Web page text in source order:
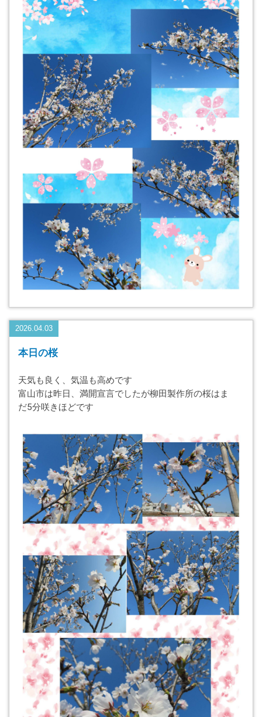
2026.04.03
本日の桜
天気も良く、気温も高めです
富山市は昨日、満開宣言でしたが柳田製作所の桜はま
だ5分咲きほどです